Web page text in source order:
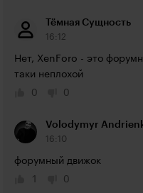
Тёмная Сущность
16:12
Нет, XenForo - это
таки неплохой
0
0
Volodymyr
16:10
форумный движок
1
0